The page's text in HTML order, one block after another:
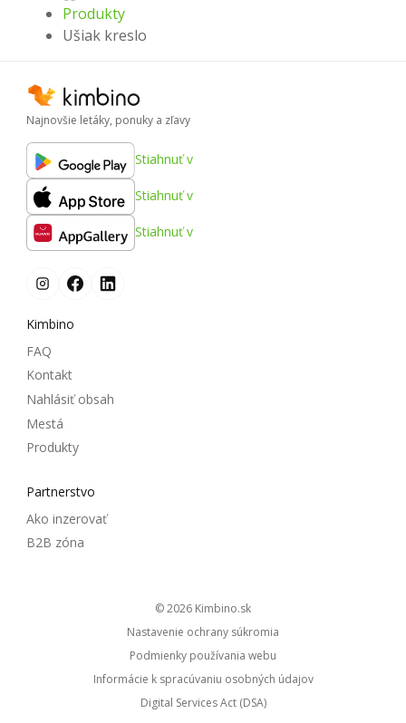
Produkty
Ušiak kreslo
Najnovšie letáky, ponuky a zľavy
Stiahnuť v
Stiahnuť v
Stiahnuť v
Kimbino
FAQ
Kontakt
Nahlásiť obsah
Mestá
Produkty
Partnerstvo
Ako inzerovať
B2B zóna
© 2026
kimbino.sk
Nastavenie ochrany súkromia
Podmienky používania webu
Informácie k spracúvaniu osobných údajov
Digital Services Act (DSA)